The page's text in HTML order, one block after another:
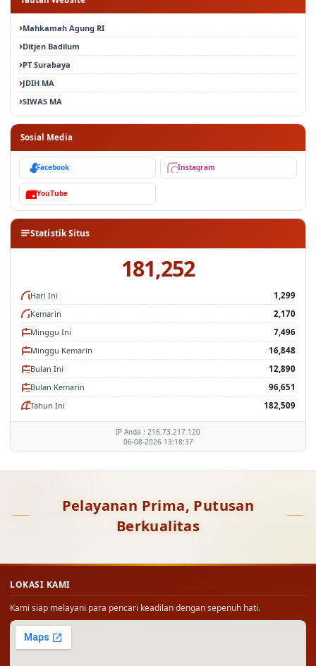
Mahkamah Agung RI
Ditjen Badilum
PT Surabaya
JDIH MA
SIWAS MA
Sosial Media
Facebook Instagram
YouTube
Statistik Situs
181,252
Hari Ini
1,299
Kemarin
2,170
Minggu Ini
7,496
Minggu Kemarin
16,848
Bulan Ini
12,890
Bulan Kemarin
96,651
Tahun Ini
182,509
IP Anda : 216.73.217.120
06-08-2026 13:18:37
Pelayanan Prima, Putusan
Berkualitas
LOKASI KAMI
Kami siap melayani para pencari keadilan dengan sepenuh hati.